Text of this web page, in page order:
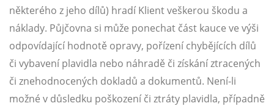
některého z jeho dílů) hradí Klient veškerou škodu a
náklady. Půjčovna si může ponechat část kauce ve výši
odpovídající hodnotě opravy, pořízení chybějících dílů
či vybavení plavidla nebo náhradě či získání ztracených
či znehodnocených dokladů a dokumentů. Není-li
možné v důsledku poškození či ztráty plavidla, případně